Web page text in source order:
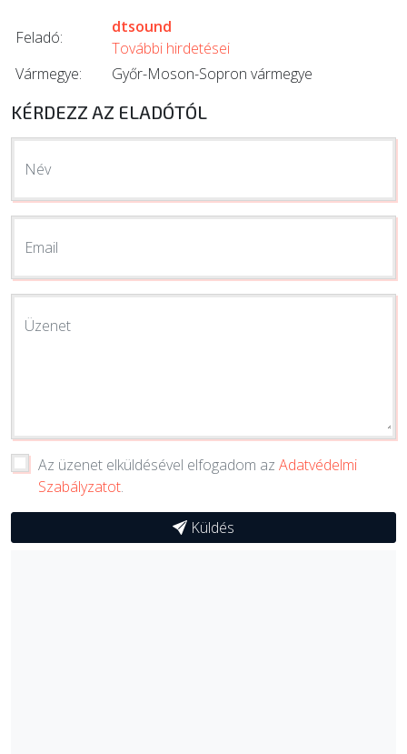
Feladó:
dtsound
További hirdetései
Vármegye:
Győr-Moson-Sopron vármegye
KÉRDEZZ AZ ELADÓTÓL
Név
Email
Üzenet
Az üzenet elküldésével elfogadom az Adatvédelmi
Szabályzatot.
Küldés